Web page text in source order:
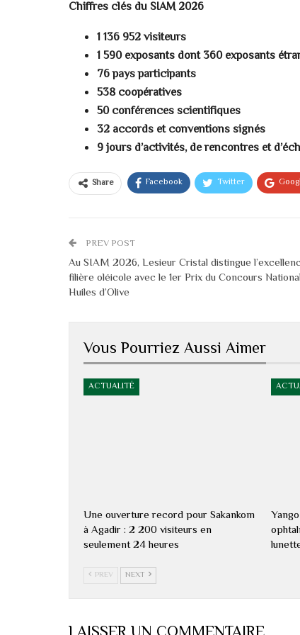
Chiffres clés du SIAM 2026
1 136 952 visiteurs
1 590 exposants dont 360 exposants
76 pays participants
538 coopératives
50 conférences scientifiques
32 accords et conventions signés
9 jours d’activités, de rencontres et
Share Facebook Twitter
PREV POST
Au SIAM 2026, Lesieur Cristal distingue
filière oléicole avec le 1er Prix du Concours
Huiles d’Olive
Vous Pourriez Aussi Aimer
ACTUALITÉ
Une ouverture record pour Sakankom
à Agadir : 2 200 visiteurs en
seulement 24 heures
PREV NEXT